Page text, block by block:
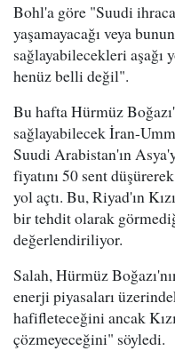
Bohl'a göre "Suudi
yaşamayacağı veya
sağlayabilecekleri aşağı
henüz belli değil".
Bu hafta Hürmüz
sağlayabilecek İran-
Suudi Arabistan'ın
fiyatını 50 sent
yol açtı. Bu, Riyad'ın
bir tehdit olarak
değerlendiriliyor.
Salah, Hürmüz
enerji piyasaları
hafifleteceğini ancak
çözmeyeceğini" söyledi.